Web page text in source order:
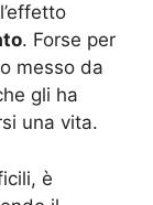
. Forse per
messo da
gli ha
una vita.
è